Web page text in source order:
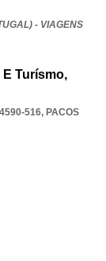
- VIAGENS
Turísmo,
516, PACOS